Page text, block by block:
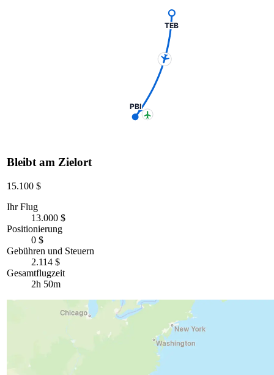
TEB
PBI
Bleibt am Zielort
15.100 $
Ihr Flug
13.000 $
Positionierung
0 $
Gebühren und Steuern
2.114 $
Gesamtflugzeit
2h 50m